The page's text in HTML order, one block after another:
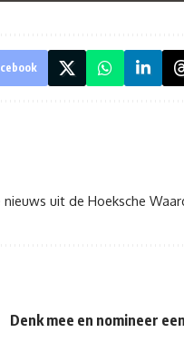
uit de Hoeksche
Denk mee en nomineer